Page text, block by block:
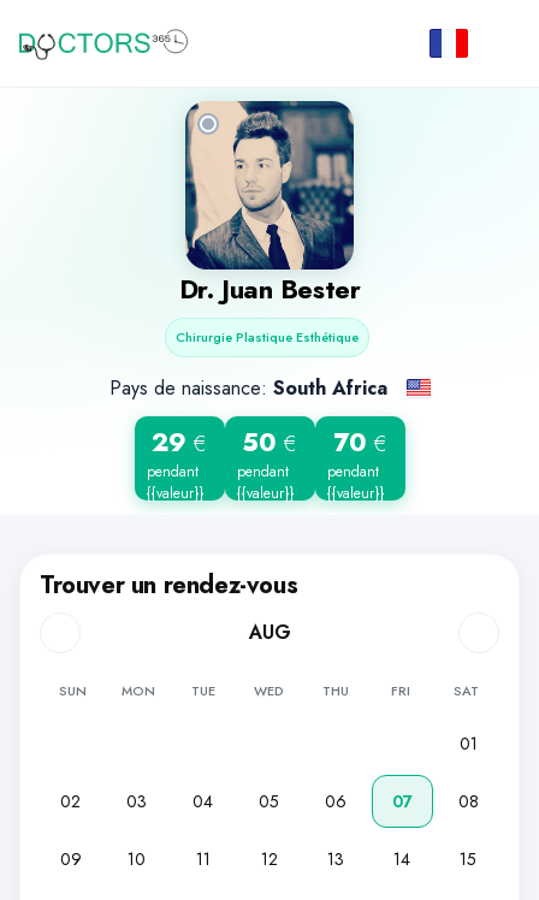
Dr. Juan Bester
Chirurgie Plastique Esthétique
Pays de naissance: South Africa
29 €
pendant
{{valeur}}
min
50 €
pendant
{{valeur}}
min
70 €
pendant
{{valeur}}
min
Trouver un rendez-vous
AUG
SUN MON TUE WED THU FRI SAT
01
02 03 04 05 06 07 08
09 10 11 12 13 14 15